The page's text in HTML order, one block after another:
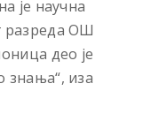
је научна
разреда ОШ
део је
знања“, иза